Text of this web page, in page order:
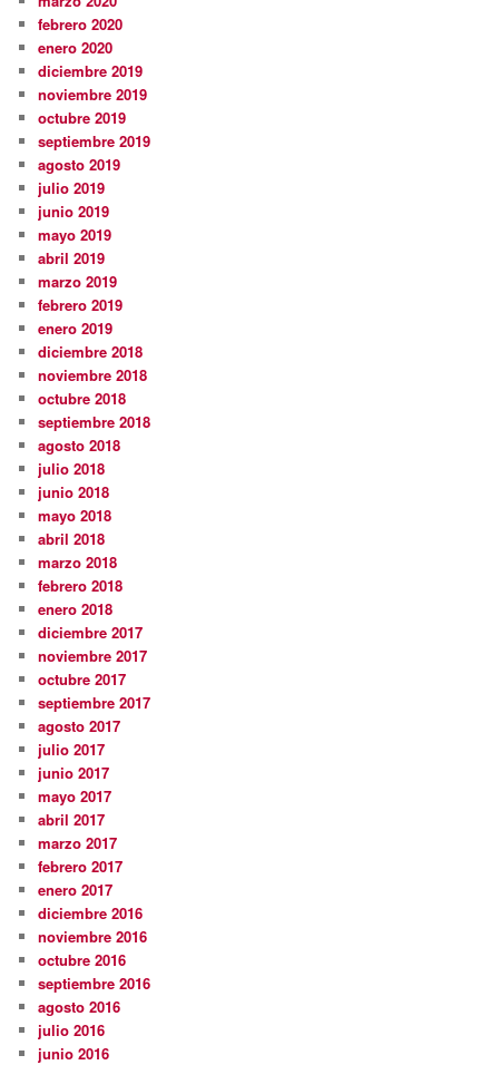
febrero 2020
enero 2020
diciembre 2019
noviembre 2019
octubre 2019
septiembre 2019
agosto 2019
julio 2019
junio 2019
mayo 2019
abril 2019
marzo 2019
febrero 2019
enero 2019
diciembre 2018
noviembre 2018
octubre 2018
septiembre 2018
agosto 2018
julio 2018
junio 2018
mayo 2018
abril 2018
marzo 2018
febrero 2018
enero 2018
diciembre 2017
noviembre 2017
octubre 2017
septiembre 2017
agosto 2017
julio 2017
junio 2017
mayo 2017
abril 2017
marzo 2017
febrero 2017
enero 2017
diciembre 2016
noviembre 2016
octubre 2016
septiembre 2016
agosto 2016
julio 2016
junio 2016